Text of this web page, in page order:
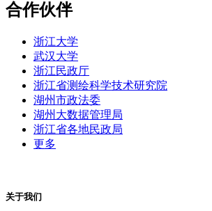
合作伙伴
浙江大学
武汉大学
浙江民政厅
浙江省测绘科学技术研究院
湖州市政法委
湖州大数据管理局
浙江省各地民政局
更多
关于我们